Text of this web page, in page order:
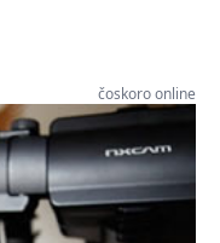
čoskoro online